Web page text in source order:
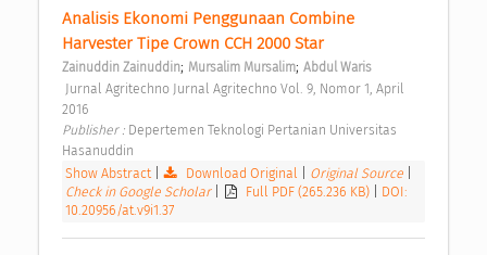
Analisis Ekonomi Penggunaan Combine
Harvester Tipe Crown CCH 2000 Star
Zainuddin Zainuddin; Mursalim Mursalim; Abdul Waris
2016
Publisher : Depertemen Teknologi Pertanian Universitas
Hasanuddin
Show Abstract
Download Original Original Source
Check in Google Scholar
Full PDF (265.236 KB)
DOI:
10.20956/at.v9i1.37